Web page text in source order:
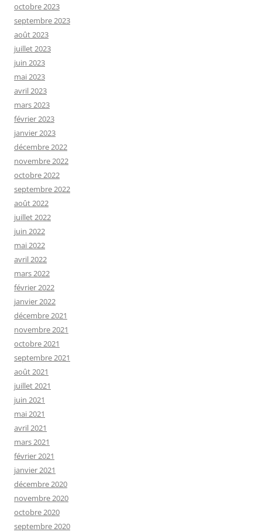
octobre 2023
septembre 2023
août 2023
juillet 2023
juin 2023
mai 2023
avril 2023
mars 2023
février 2023
janvier 2023
décembre 2022
novembre 2022
octobre 2022
septembre 2022
août 2022
juillet 2022
juin 2022
mai 2022
avril 2022
mars 2022
février 2022
janvier 2022
décembre 2021
novembre 2021
octobre 2021
septembre 2021
août 2021
juillet 2021
juin 2021
mai 2021
avril 2021
mars 2021
février 2021
janvier 2021
décembre 2020
novembre 2020
octobre 2020
septembre 2020